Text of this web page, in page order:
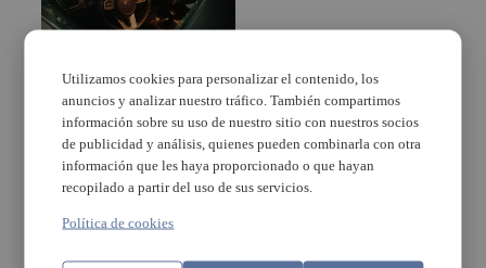
Denuncian daños en 20
vehículos aparcados en
el parking Juan Carlos I
de Torrent
Utilizamos cookies para personalizar el contenido, los
anuncios y analizar nuestro tráfico. También compartimos
información sobre su uso de nuestro sitio con nuestros socios
de publicidad y análisis, quienes pueden combinarla con otra
información que les haya proporcionado o que hayan
recopilado a partir del uso de sus servicios.
Política de cookies